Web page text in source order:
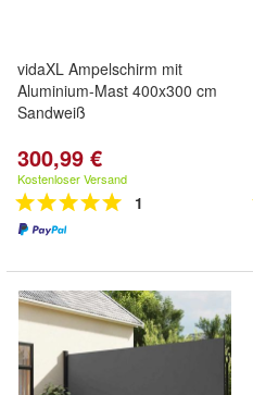
vidaXL Ampelschirm mit
Aluminium-Mast 400x300 cm
Sandweiß
300,99 €
Kostenloser Versand
1